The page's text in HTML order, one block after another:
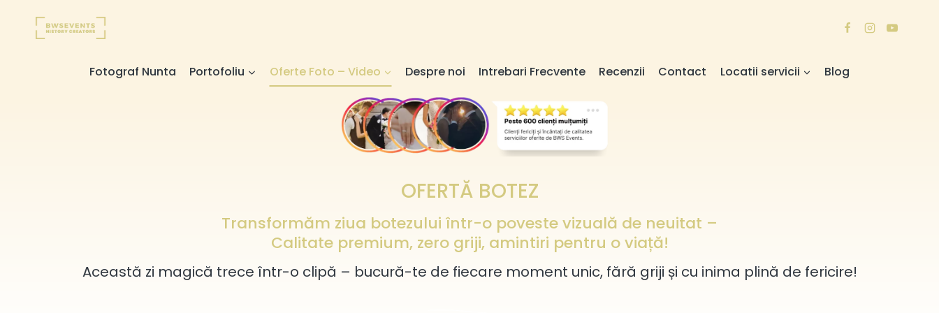
Fotograf Nunta Portofoliu Oferte Foto – Video Despre noi Intrebari Frecvente Recenzii Contact Locatii servicii Blog
OFERTĂ BOTEZ
Transformăm ziua botezului într-o poveste vizuală de neuitat –
Calitate premium, zero griji, amintiri pentru o viață!
Această zi magică trece într-o clipă – bucură-te de fiecare moment unic, fără griji și cu inima plină de fericire!